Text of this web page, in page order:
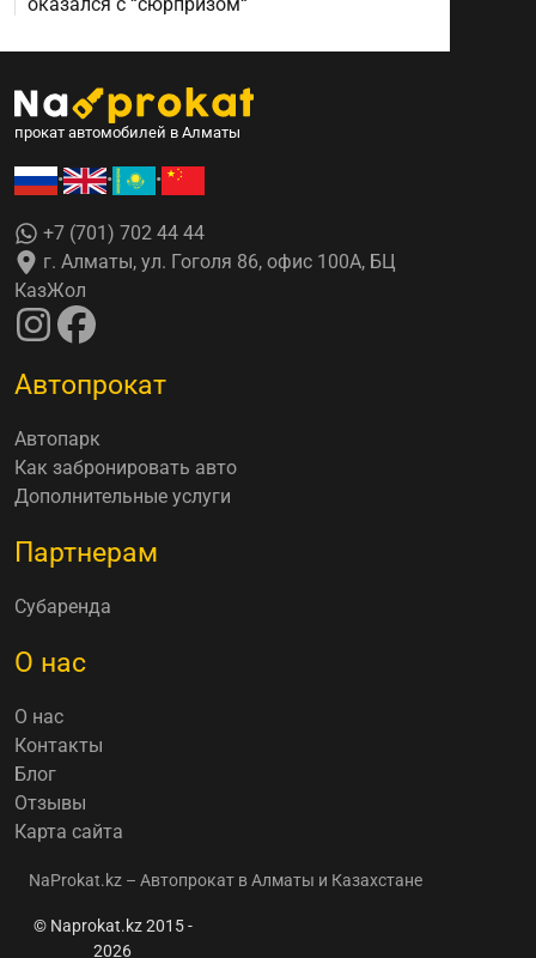
прокат автомобилей в Алматы
• • •
+7 (701) 702 44 44
г. Алматы, ул. Гоголя 86, офис 100А, БЦ
КазЖол
Автопрокат
Автопарк
Как забронировать авто
Дополнительные услуги
Партнерам
Субаренда
О нас
О нас
Контакты
Блог
Отзывы
Карта сайта
NaProkat.kz – Автопрокат в Алматы и Казахстане
© Naprokat.kz 2015 -
2026